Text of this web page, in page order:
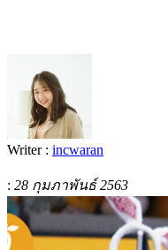
Writer : incwaran
: 28 กุมภาพันธ์ 2563